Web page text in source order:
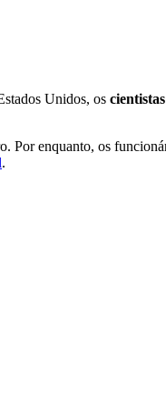
Unidos, os
Por enquanto, os
.